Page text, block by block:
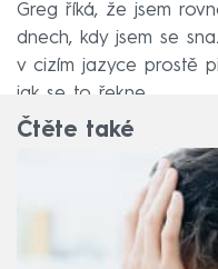
Greg říká, že jsem
dnech, kdy jsem se
v cizím jazyce prostě
jak se to řekne.
Čtěte také